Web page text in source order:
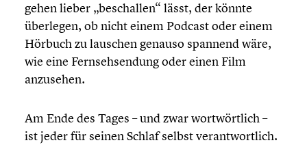
gehen lieber „beschal­len“ lässt, der könnte
überlegen, ob nicht einem Podcast oder einem
Hörbuch zu lauschen genauso spannend wäre,
wie eine Fernseh­sen­dung oder einen Film
anzusehen.
Am Ende des Tages – und zwar wortwört­lich –
ist jeder für seinen Schlaf selbst verant­wort­lich.